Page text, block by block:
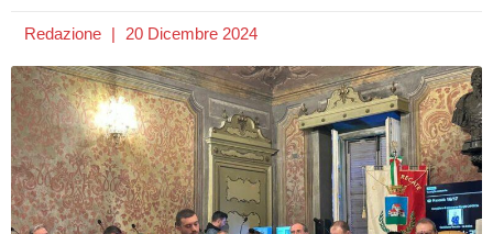
Redazione 20 Dicembre 2024